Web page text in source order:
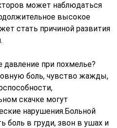
может наблюдаться
высокое
стать причиной развития
давление при похмелье?
боль, чувство жажды,
скачке могут
нарушения.Больной
в груди, звон в ушах и